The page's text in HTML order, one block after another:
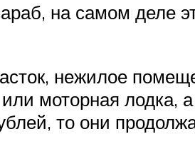
на самом деле
нежилое
моторная лодка,
то они